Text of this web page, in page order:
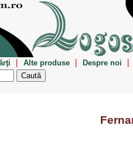
| Alte produse | Despre noi |